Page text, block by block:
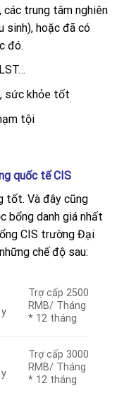
trung tâm nghiên
sinh), hoặc đã có
đó.
sức khỏe tốt
tội
quốc tế CIS
tốt. Và đây cũng
bổng danh giá nhất
CIS trường Đại
chế độ sau:
Trợ cấp 2500
RMB/ Tháng
* 12 tháng
Trợ cấp 3000
RMB/ Tháng
* 12 tháng